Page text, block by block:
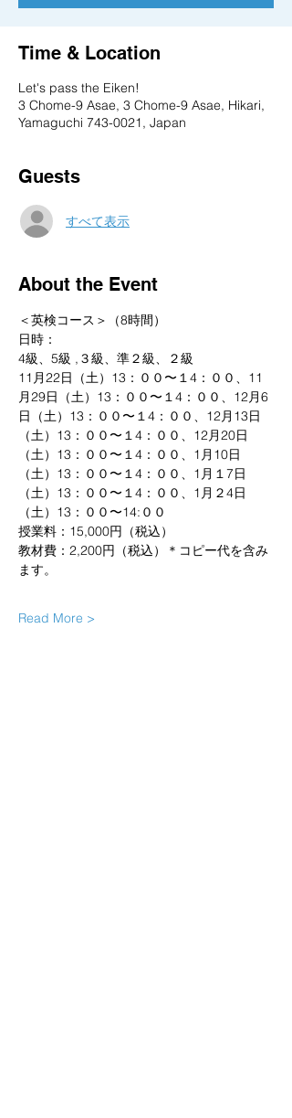
Time & Location
Let's pass the Eiken!
3 Chome-9 Asae, 3 Chome-9 Asae, Hikari,
Yamaguchi 743-0021, Japan
Guests
すべて表示
About the Event
＜英検コース＞（8時間）
日時：
4級、5級 ,３級、準２級、２級
11月22日（土）13：００〜１4：００、11
月29日（土）13：００〜１4：００、12月6
日（土）13：００〜１4：００、12月13日
（土）13：００〜１4：００、12月20日
（土）13：００〜１4：００、1月10日
（土）13：００〜１4：００、1月１7日
（土）13：００〜１4：００、1月２4日
（土）13：００〜14:００
授業料：15,000円（税込）
教材費：2,200円（税込）＊コピー代を含み
ます。
Read More >